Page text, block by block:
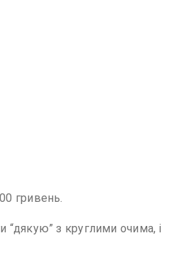
гривень.
“дякую” з круглими очима, і